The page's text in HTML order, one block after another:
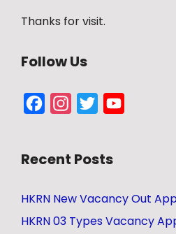
Thanks for visit.
Follow Us
FacebookInstagram
Twitter
Recent Posts
HKRN New Vacancy Out
HKRN 03 Types Vacancy